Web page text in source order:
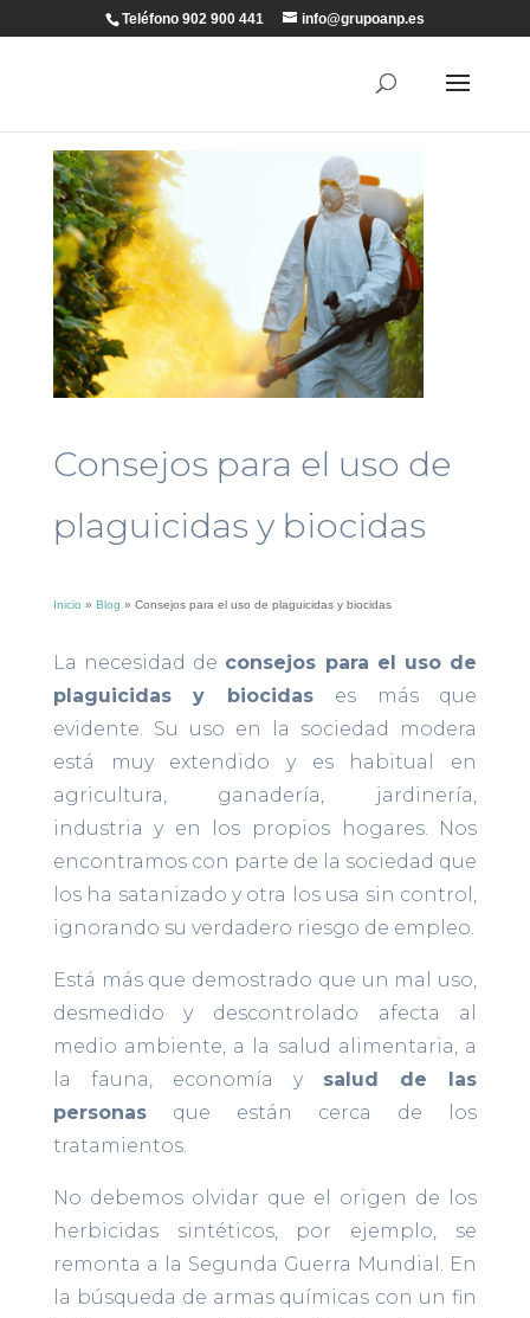
Teléfono 902 900 441 info@grupoanp.es
Consejos para el uso de
plaguicidas y biocidas
Inicio » Blog » Consejos para el uso de plaguicidas y biocidas
La necesidad de consejos para el uso de
plaguicidas y biocidas es más que
evidente. Su uso en la sociedad modera
está muy extendido y es habitual en
agricultura, ganadería, jardinería,
industria y en los propios hogares. Nos
encontramos con parte de la sociedad que
los ha satanizado y otra los usa sin control,
ignorando su verdadero riesgo de empleo.
Está más que demostrado que un mal uso,
desmedido y descontrolado afecta al
medio ambiente, a la salud alimentaria, a
la fauna, economía y salud de las
personasque están cerca de los
tratamientos.
No debemos olvidar que el origen de los
herbicidas sintéticos, por ejemplo, se
remonta a la Segunda Guerra Mundial. En
la búsqueda de armas químicas con un fin